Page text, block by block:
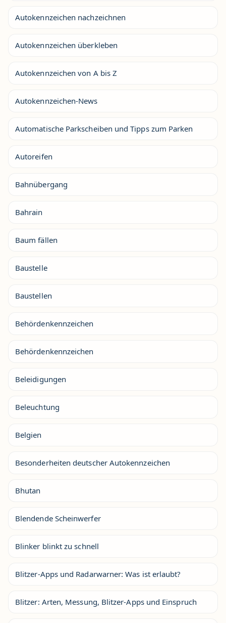
Autokennzeichen nachzeichnen
Autokennzeichen überkleben
Autokennzeichen von A bis Z
Autokennzeichen-News
Automatische Parkscheiben und Tipps zum Parken
Autoreifen
Bahnübergang
Bahrain
Baum fällen
Baustelle
Baustellen
Behördenkennzeichen
Behördenkennzeichen
Beleidigungen
Beleuchtung
Belgien
Besonderheiten deutscher Autokennzeichen
Bhutan
Blendende Scheinwerfer
Blinker blinkt zu schnell
Blitzer-Apps und Radarwarner: Was ist erlaubt?
Blitzer: Arten, Messung, Blitzer-Apps und Einspruch